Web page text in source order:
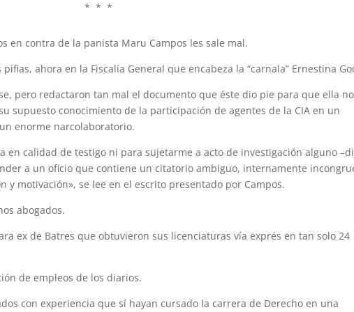
* * *
en contra de la panista Maru Campos les sale mal.
ahora en la Fiscalía General que encabeza la “carnala” Ernestina
pero redactaron tan mal el documento que éste dio pie para que ella no
supuesto conocimiento de la participación de agentes de la CIA en un
enorme narcolaboratorio.
en calidad de testigo ni para sujetarme a acto de investigación alguno
a un oficio que contiene un citatorio ambiguo, internamente
y motivación», se lee en el escrito presentado por Campos.
abogados.
ex de Batres que obtuvieron sus licenciaturas vía exprés en tan solo 24
de empleos de los diarios.
con experiencia que sí hayan cursado la carrera de Derecho en una